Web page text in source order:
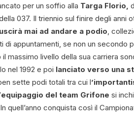
per un soffio alla Targa Florio,
037. Il triennio sul finire degli anni
mai ad andare a podio ,
di appuntamenti, se non un secondo
il massimo livello della sua carriera
nel 1992 e poi lanciato verso una
sette podi totali tra cui l
equipaggio del team Grifone si
In quell’anno conquista così il